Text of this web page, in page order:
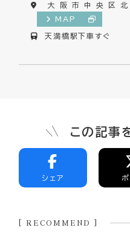
大阪市中央区
MAP
天満橋駅下車すぐ
この記事
シェア
[ RECOMMEND ]